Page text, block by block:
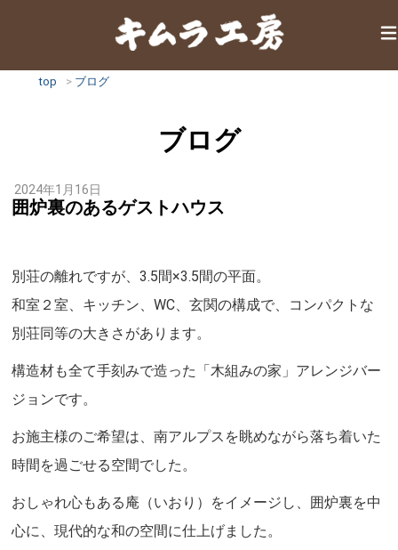
top ブログ
ブログ
2024年1月16日
囲炉裏のあるゲストハウス
別荘の離れですが、3.5間×3.5間の平面。
和室２室、キッチン、WC、玄関の構成で、コンパクトな
別荘同等の大きさがあります。
構造材も全て手刻みで造った「木組みの家」アレンジバー
ジョンです。
お施主様のご希望は、南アルプスを眺めながら落ち着いた
時間を過ごせる空間でした。
おしゃれ心もある庵（いおり）をイメージし、囲炉裏を中
心に、現代的な和の空間に仕上げました。